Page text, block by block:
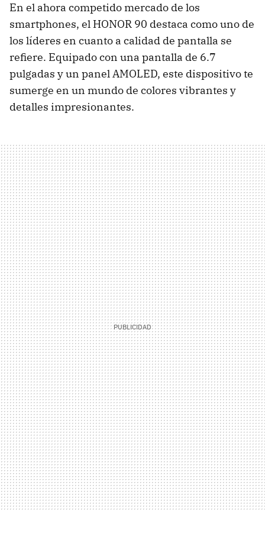
En el ahora competido mercado de los
smartphones, el HONOR 90 destaca como uno de
los líderes en cuanto a calidad de pantalla se
refiere. Equipado con una pantalla de 6.7
pulgadas y un panel AMOLED, este dispositivo te
sumerge en un mundo de colores vibrantes y
detalles impresionantes.